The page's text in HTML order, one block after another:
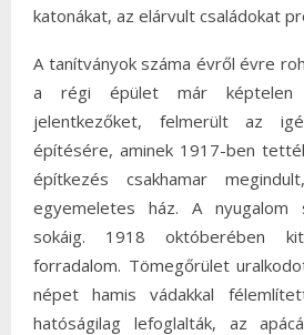
katonákat, az elárvult családokat
A tanítványok száma évről évre
a régi épület már képtelen
jelentkezőket, felmerült az
építésére, aminek 1917-ben
építkezés csakhamar
egyemeletes ház. A
sokáig. 1918 októberében
forradalom. Tömegőrület
népet hamis vádakkal
hatóságilag lefoglalták, az